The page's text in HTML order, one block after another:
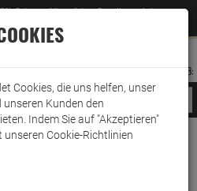
Rabatt auf Ihre nächste Bestellung erhalten
Newsletter
ANMELDEN
AUFKLAPPEN
MERKZETTEL
WARENKORB:
Lebensmittel
Sirup
Cookies, die uns helfen, unser
Kunden den
Indem Sie auf "Akzeptieren"
unseren Cookie-Richtlinien